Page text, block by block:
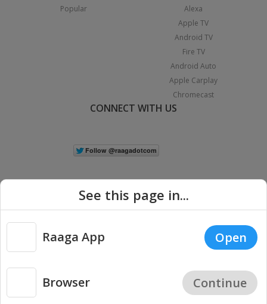
Popular
Alexa
Apple TV
Android TV
Fire TV
Android Auto
Apple Carplay
Chromecast
CONNECT WITH US
Copyright © 2026 Raaga.com. All Rights Reserved. |
Privacy
See this page in...
Raaga App Open
Browser Continue